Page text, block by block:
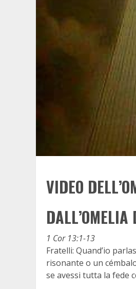
VIDEO
1 Cor 13:1-13
Fratelli: Quand’io
risonante o un
se avessi tutta la fede